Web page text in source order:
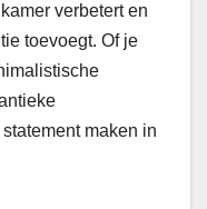
verbetert en
toevoegt. Of je
maken in